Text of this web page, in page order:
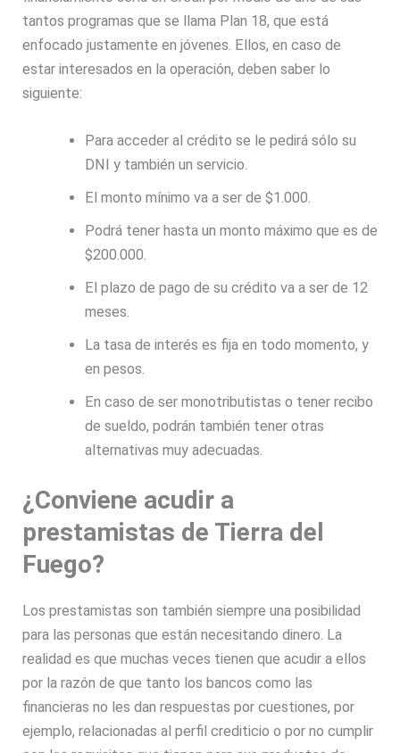
tantos programas que se llama Plan 18, que está
enfocado justamente en jóvenes. Ellos, en caso de
estar interesados en la operación, deben saber lo
siguiente:
Para acceder al crédito se le pedirá sólo su
DNI y también un servicio.
El monto mínimo va a ser de $1.000.
Podrá tener hasta un monto máximo que es de
$200.000.
El plazo de pago de su crédito va a ser de 12
meses.
La tasa de interés es fija en todo momento, y
en pesos.
En caso de ser monotributistas o tener recibo
de sueldo, podrán también tener otras
alternativas muy adecuadas.
¿Conviene acudir a
prestamistas de Tierra del
Fuego?
Los prestamistas son también siempre una posibilidad
para las personas que están necesitando dinero. La
realidad es que muchas veces tienen que acudir a ellos
por la razón de que tanto los bancos como las
financieras no les dan respuestas por cuestiones, por
ejemplo, relacionadas al perfil crediticio o por no cumplir